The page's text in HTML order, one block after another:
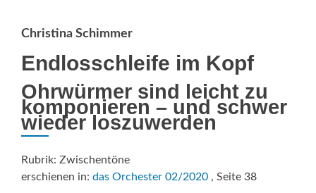
Christina Schimmer
Endlosschleife im Kopf
Ohrwürmer sind leicht zu
komponieren – und schwer
wieder loszuwerden
Rubrik: Zwischentöne
erschienen in: das Orchester 02/2020 , Seite 38